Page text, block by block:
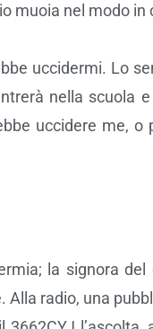
muoia nel modo
uccidermi. Lo
nella scuola
uccidere me,
la signora
radio, una